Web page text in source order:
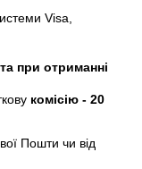
Visa,
при отриманні
комісію - 20
Пошти чи від